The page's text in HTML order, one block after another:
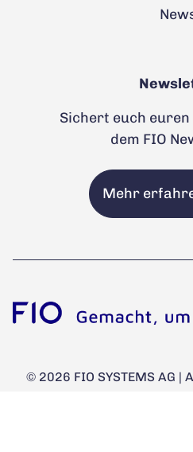
Sichert euch
dem FIO
Mehr
© 2026 FIO SYSTEMS AG |